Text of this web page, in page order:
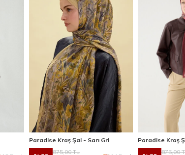
Paradise Kraş Şal - Sarı Gri
875,00TL
Paradise Kraş
875,00